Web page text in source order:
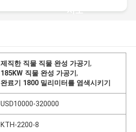
시오
제직한 직물 직물 완성 가공기,
185KW 직물 완성 가공기,
완료기 1800 밀리미터를 염색시키기
USD10000-320000
KTH-2200-8